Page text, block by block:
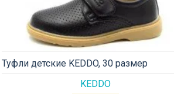
KEDDO
Туфли детские KEDDO, 30 размер